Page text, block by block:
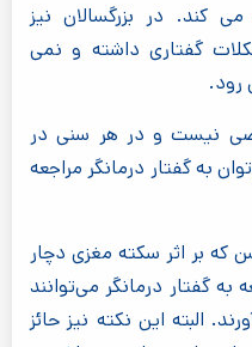
کند. در بزرگسالان نیز
گفتاری داشته و نمی
رود.
نیست و در هر سنی در
به گفتار درمانگر مراجعه
که بر اثر سکته مغزی دچار
گفتار درمانگر می‌توانند
البته این نکته نیز حائز